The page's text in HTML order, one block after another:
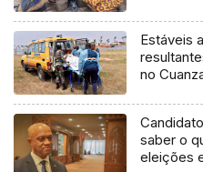
Estáveis
no
saber o
eleições